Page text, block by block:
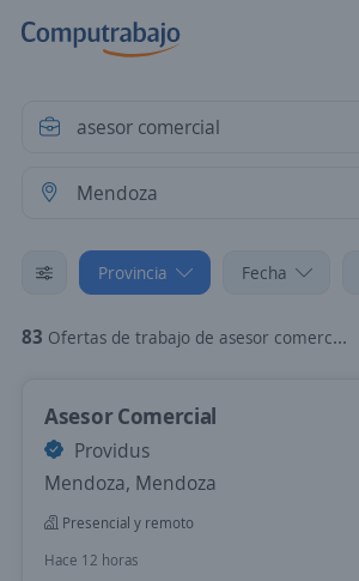
Provincia Fecha
83 Ofertas de trabajo de asesor comercial en Mendoza
Asesor Comercial
Providus
Mendoza, Mendoza
Presencial y remoto
Hace 12 horas